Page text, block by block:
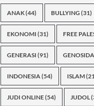
ANAK(44) BULLYING (31)
EKONOMI (31) FREE
GENERASI (91) GENOSIDA
INDONESIA(54) ISLAM
JUDI ONLINE(54) JUDOL